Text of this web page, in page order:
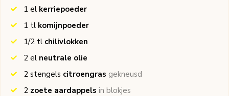
1 el kerriepoeder
1 tl komijnpoeder
1/2 tl chilivlokken
2 el neutrale olie
2 stengels citroengras gekneusd
2 zoete aardappels in blokjes